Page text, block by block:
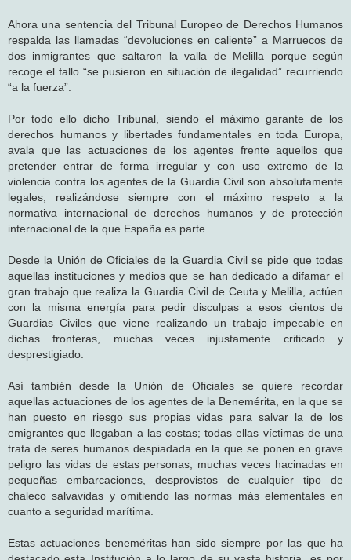
Ahora una sentencia del Tribunal Europeo de Derechos Humanos
respalda las llamadas “devoluciones en caliente” a Marruecos de
dos inmigrantes que saltaron la valla de Melilla porque según
recoge el fallo “se pusieron en situación de ilegalidad” recurriendo
“a la fuerza”.
Por todo ello dicho Tribunal, siendo el máximo garante de los
derechos humanos y libertades fundamentales en toda Europa,
avala que las actuaciones de los agentes frente aquellos que
pretender entrar de forma irregular y con uso extremo de la
violencia contra los agentes de la Guardia Civil son absolutamente
legales; realizándose siempre con el máximo respeto a la
normativa internacional de derechos humanos y de protección
internacional de la que España es parte.
Desde la Unión de Oficiales de la Guardia Civil se pide que todas
aquellas instituciones y medios que se han dedicado a difamar el
gran trabajo que realiza la Guardia Civil de Ceuta y Melilla, actúen
con la misma energía para pedir disculpas a esos cientos de
Guardias Civiles que viene realizando un trabajo impecable en
dichas fronteras, muchas veces injustamente criticado y
desprestigiado.
Así también desde la Unión de Oficiales se quiere recordar
aquellas actuaciones de los agentes de la Benemérita, en la que se
han puesto en riesgo sus propias vidas para salvar la de los
emigrantes que llegaban a las costas; todas ellas víctimas de una
trata de seres humanos despiadada en la que se ponen en grave
peligro las vidas de estas personas, muchas veces hacinadas en
pequeñas embarcaciones, desprovistos de cualquier tipo de
chaleco salvavidas y omitiendo las normas más elementales en
cuanto a seguridad marítima.
Estas actuaciones beneméritas han sido siempre por las que ha